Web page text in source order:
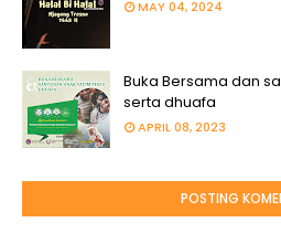
MAY 04, 2024
Buka Bersama dan
serta dhuafa
APRIL 08, 2023
POSTING